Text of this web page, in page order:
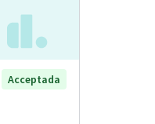
Acceptada